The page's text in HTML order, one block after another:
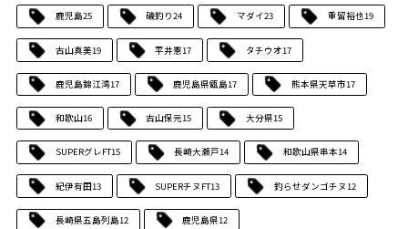
鹿児島25 磯釣り24 マダイ23 重留裕也19
古山真美19 平井憲17 タチウオ17
鹿児島錦江湾17 鹿児島県甑島17 熊本県天草市17
和歌山16 古山保元15 大分県15
SUPERグレFT15 長崎大瀬戸14 和歌山県串本14
紀伊有田13 SUPERチヌFT13 釣らせダンゴチヌ 12
長崎県五島列島12 鹿児島県12